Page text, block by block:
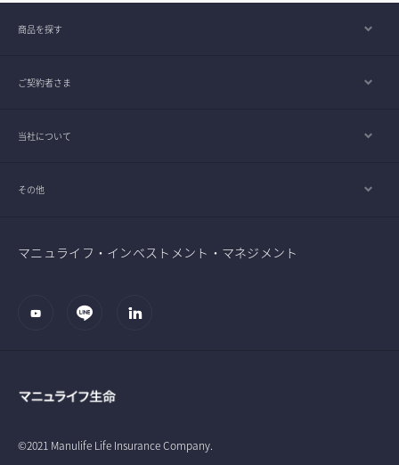
商品を探す
ご契約者さま
当社について
その他
マニュライフ・インベストメント・マネジメント
©2021 Manulife Life Insurance Company.